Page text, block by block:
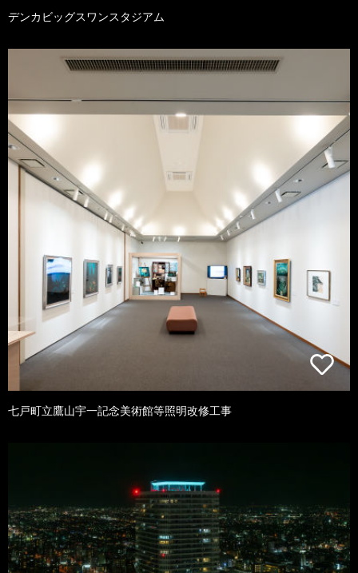
デンカビッグスワンスタジアム
七戸町立鷹山宇一記念美術館等照明改修工事